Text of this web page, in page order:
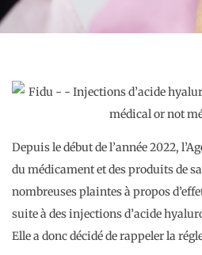
Depuis le début de l’année 2022,
du médicament et des produits de
nombreuses plaintes à propos
suite à des injections d’acide
Elle a donc décidé de rappeler la